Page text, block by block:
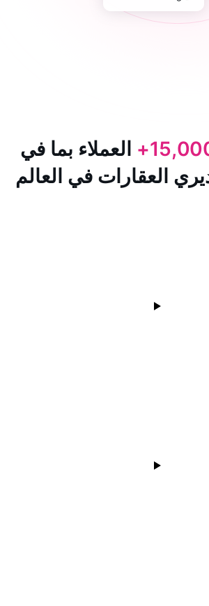
العملاء بما في
في العالم